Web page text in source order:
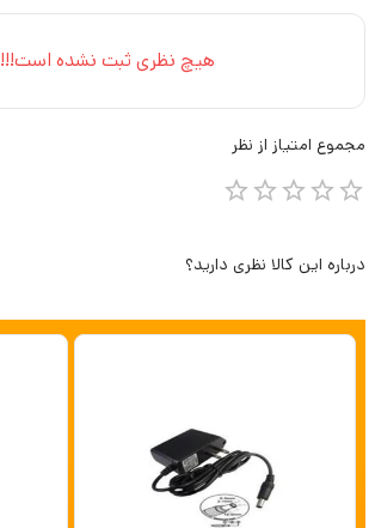
مجموع امتیاز از نظر
درباره این کالا نظری دارید؟
هیچ نظری ثبت نشده است!!!